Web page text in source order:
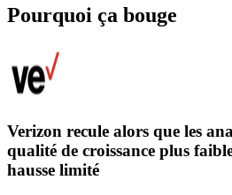
Pourquoi ça bouge
Verizon recule alors que les
qualité de croissance plus
hausse limité